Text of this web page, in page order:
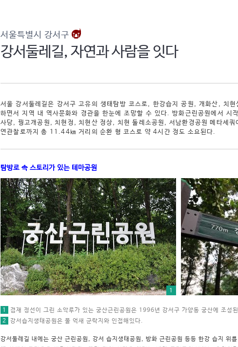
서울특별시 강서구
강서둘레길, 자연과 사람을 잇다
서울 강서둘레길은 강서구 고유의 생태탐방 코스로, 한강습지 공원, 개화산, 치
하면서 지역 내 역사문화와 경관을 한눈에 조망할 수 있다. 방화근린공원에서 시
사당, 꿩고개공원, 치현정, 치현산 정상, 치현 둘레소공원, 서남환경공원 메타세
연관찰로까지 총 11.44㎞ 거리의 순환 형 코스로 약 4시간 정도 소요된다.
탐방로 속 스토리가 있는 테마공원
1
1
겸재 정선이 그린 소악루가 있는 궁산근린공원은 1996년 강서구 가양동 궁산에 조성
2
강서습지생태공원은 물 억새 군락지와 인접해있다.
강서둘레길 내에는 궁산 근린공원, 강서 습지생태공원, 방화 근린공원 등등 한강 습지 위